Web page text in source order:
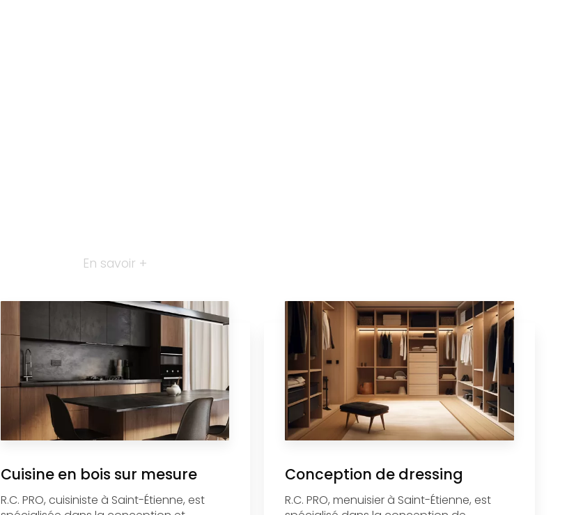
En savoir +
Cuisine en bois sur mesure
R.C. PRO, cuisiniste à Saint-Étienne, est
Conception de dressing
R.C. PRO, menuisier à Saint-Étienne, est